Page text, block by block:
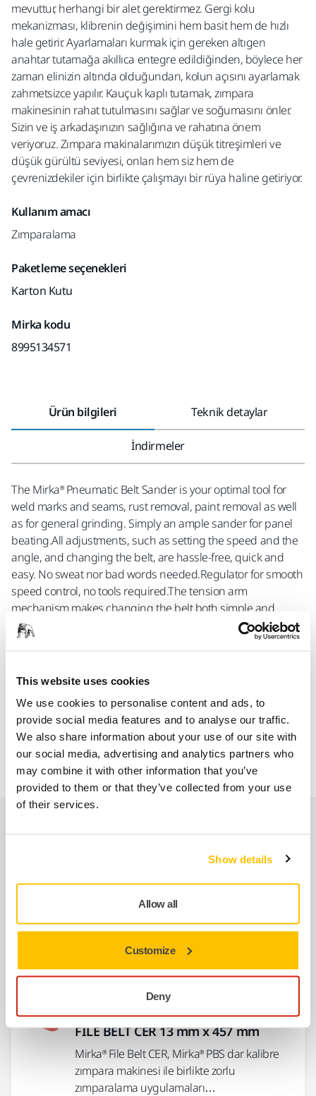
This website uses cookies
We use cookies to personalise content and ads, to
provide social media features and to analyse our traffic.
We also share information about your use of our site with
our social media, advertising and analytics partners who
may combine it with other information that you’ve
provided to them or that they’ve collected from your use
of their services.
Show details
Allow all
Customize
Deny
mevuttur, herhangi bir alet gerektirmez. Gergi kolu
mekanizması, klibrenin değişimini hem basit hem de hızlı
hale getirir. Ayarlamaları kurmak için gereken altıgen
anahtar tutamağa akıllıca entegre edildiğinden, böylece her
zaman elinizin altında olduğundan, kolun açısını ayarlamak
zahmetsizce yapılır. Kauçuk kaplı tutamak, zımpara
makinesinin rahat tutulmasını sağlar ve soğumasını önler.
Sizin ve iş arkadaşınızın sağlığına ve rahatına önem
veriyoruz. Zımpara makinalarımızın düşük titreşimleri ve
düşük gürültü seviyesi, onları hem siz hem de
çevrenizdekiler için birlikte çalışmayı bir rüya haline getiriyor.
Kullanım amacı
Zımparalama
Paketleme seçenekleri
Karton Kutu
Mirka kodu
8995134571
Ürün bilgileri Teknik detaylar
İndirmeler
The Mirka® Pneumatic Belt Sander is your optimal tool for
weld marks and seams, rust removal, paint removal as well
as for general grinding. Simply an ample sander for panel
beating.All adjustments, such as setting the speed and the
angle, and changing the belt, are hassle-free, quick and
easy. No sweat nor bad words needed.Regulator for smooth
speed control, no tools required.The tension arm
mechanism makes changing the belt both simple and
fast.Setting the angle of the arm is effortlessly done as the
hex key needed to arm adjustments is cleverly integrated
handle makes the sander comfortable to hold and prevents
worker’s, health and comfort, and the low vibrations and low
noise level of our sanders make them a dream to work with,
for both you and the ones around you.
Mirka PBS 10NV 10x330mm
Mirka® Havalı Kalibre Zımpara Makinesi,
kaynak işaretleri,dikişler, pas giderme, boya
FILE BELT CER 13 mm x 457 mm
Mirka® File Belt CER, Mirka® PBS dar kalibre
zımpara makinesi ile birlikte zorlu
zımparalama uygulamaları…